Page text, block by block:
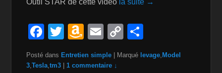
Outil STAR de cette vidéo la suite →
F
a
c
T
wi
tt
A
m
a
E
m
ail
C
p
ta
Posté dans Entretien simple Marqué levage, Model
3,Tesla,tm3 |1 commentaire ↓